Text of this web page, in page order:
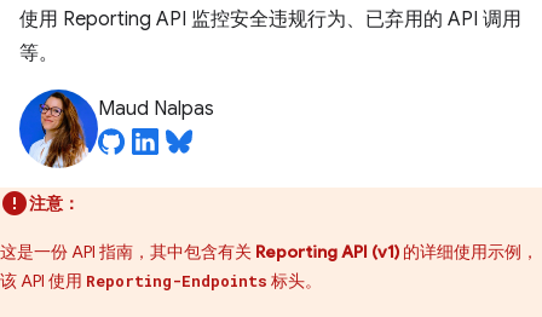
使用 Reporting API 监控安全违规行为、已弃用的 API 调用
等。
Maud Nalpas
注意：
这是一份 API 指南，其中包含有关 Reporting API (v1) 的详细使用示例，
该 API 使用 Reporting-Endpoints 标头。